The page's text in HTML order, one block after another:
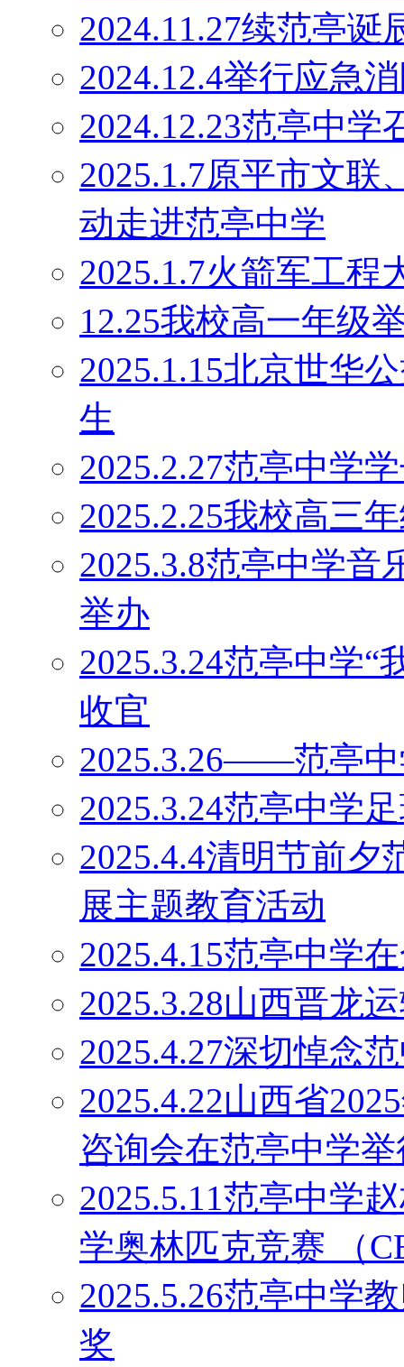
2024.11.27续范亭诞
2024.12.4举行应急
2024.12.23范亭中
2025.1.7原平市文联
动走进范亭中学
2025.1.7火箭军工程
12.25我校高一年级
2025.1.15北京世华
生
2025.2.27范亭中学
2025.2.25我校高三
2025.3.8范亭中学音
举办
2025.3.24范亭中学“
收官
2025.3.26——范亭中
2025.3.24范亭中学
2025.4.4清明节前夕
展主题教育活动
2025.4.15范亭中学
2025.3.28山西晋龙
2025.4.27深切悼念
2025.4.22山西省
咨询会在范亭中学举
2025.5.11范亭中学
学奥林匹克竞赛 （
2025.5.26范亭中学
奖